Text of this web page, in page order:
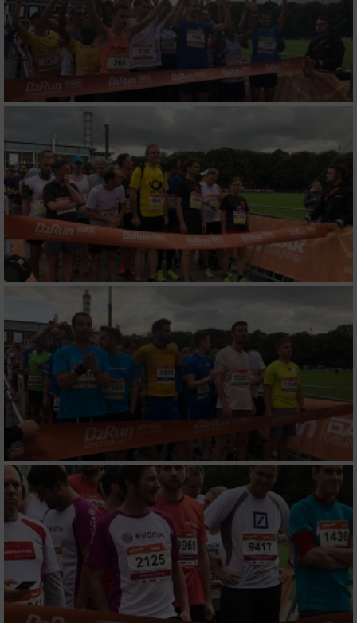
Verwendung reduzierter Daten zur Auswahl
von Werbeanzeigen
Erstellung von Profilen für personalisierte
Verwendung von Profilen zur Auswahl
Erstellung von Profilen zur Personalisierung
von Inhalten
Verwendung von Profilen zur Auswahl
personalisierter Inhalte
Messung der Werbeleistung
Messung der Performance von Inhalten
Analyse von Zielgruppen durch Statistiken
oder Kombinationen von Daten aus
verschiedenen Quellen
Entwicklung und Verbesserung der Angebote
Verwendung reduzierter Daten zur Auswahl
von Inhalten
IAB-Besonderheiten:
Verwendung genauer Standortdaten
Geräte anhand von aktiv angeforderten
Informationen identifizieren
Nicht-IAB-Verarbeitungszwecke: